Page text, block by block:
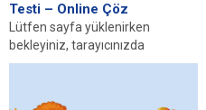
Testi – Online Çöz
Lütfen sayfa yüklenirken
bekleyiniz, tarayıcınızda
javascript desteğinin etkin
sayfa yüklenmediyse buraya...